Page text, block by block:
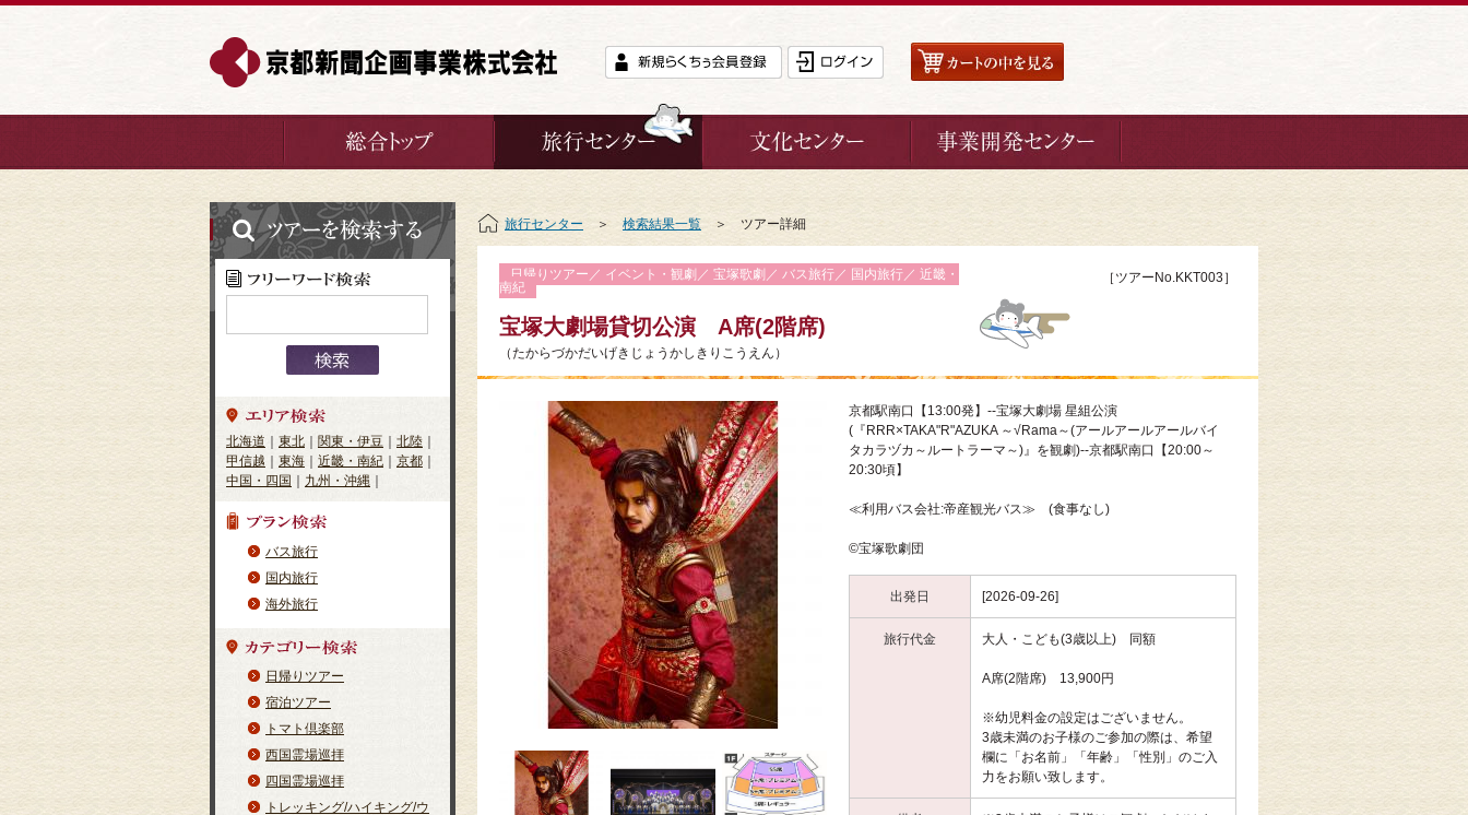
北海道 東北 関東・伊豆 北陸
甲信越
東海 近畿・南紀 京都
中国・四国
九州・沖縄
バス旅行
国内旅行
海外旅行
日帰りツアー
宿泊ツアー
トマト倶楽部
西国霊場巡拝
四国霊場巡拝
トレッキング/ハイキング/ウ
旅行センター ＞ 検索結果一覧 ＞ ツアー詳細
日帰りツアー／ イベント・観劇／ 宝塚歌劇／ バス旅行／ 国内旅行／ 近畿・
南紀
宝塚大劇場貸切公演 A席(2階席)
（たからづかだいげきじょうかしきりこうえん）
［ツアーNo.KKT003］
京都駅南口【13:00発】--宝塚大劇場 星組公演
(『RRR×TAKA"R"AZUKA ～√Rama～(アールアールアールバイ
タカラヅカ～ルートラーマ～)』を観劇)--京都駅南口【20:00～
20:30頃】
≪利用バス会社:帝産観光バス≫ (食事なし)
©宝塚歌劇団
出発日 [2026-09-26]
旅行代金 大人・こども(3歳以上) 同額
A席(2階席) 13,900円
※幼児料金の設定はございません。
3歳未満のお子様のご参加の際は、希望
欄に「お名前」「年齢」「性別」のご入
力をお願い致します。